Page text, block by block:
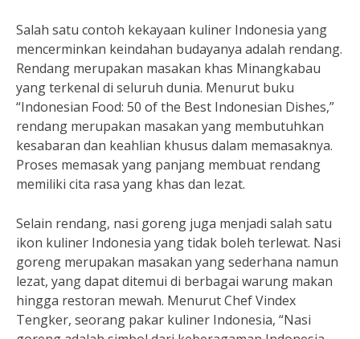
Salah satu contoh kekayaan kuliner Indonesia yang
mencerminkan keindahan budayanya adalah rendang.
Rendang merupakan masakan khas Minangkabau
yang terkenal di seluruh dunia. Menurut buku
“Indonesian Food: 50 of the Best Indonesian Dishes,”
rendang merupakan masakan yang membutuhkan
kesabaran dan keahlian khusus dalam memasaknya.
Proses memasak yang panjang membuat rendang
memiliki cita rasa yang khas dan lezat.
Selain rendang, nasi goreng juga menjadi salah satu
ikon kuliner Indonesia yang tidak boleh terlewat. Nasi
goreng merupakan masakan yang sederhana namun
lezat, yang dapat ditemui di berbagai warung makan
hingga restoran mewah. Menurut Chef Vindex
Tengker, seorang pakar kuliner Indonesia, “Nasi